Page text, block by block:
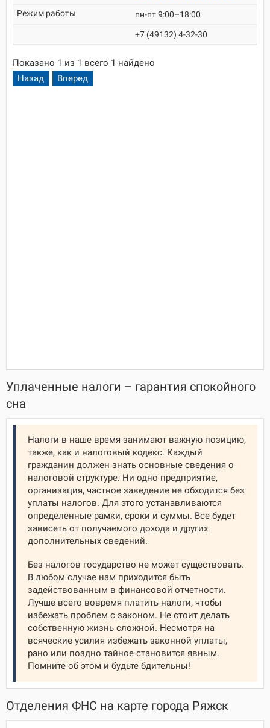
пн-пт 9:00–18:00
+7 (49132) 4-32-30
Показано 1 из 1 всего 1 найдено
Назад
Вперед
Уплаченные налоги – гарантия спокойного
сна
Налоги в наше время занимают важную позицию,
также, как и налоговый кодекс. Каждый
гражданин должен знать основные сведения о
налоговой структуре. Ни одно предприятие,
организация, частное заведение не обходится без
уплаты налогов. Для этого устанавливаются
определенные рамки, сроки и суммы. Все будет
зависеть от получаемого дохода и других
дополнительных сведений.
Без налогов государство не может существовать.
В любом случае нам приходится быть
задействованным в финансовой отчетности.
Лучше всего вовремя платить налоги, чтобы
избежать проблем с законом. Не стоит делать
собственную жизнь сложной. Несмотря на
всяческие усилия избежать законной уплаты,
рано или поздно тайное становится явным.
Помните об этом и будьте бдительны!
Отделения ФНС на карте города Ряжск